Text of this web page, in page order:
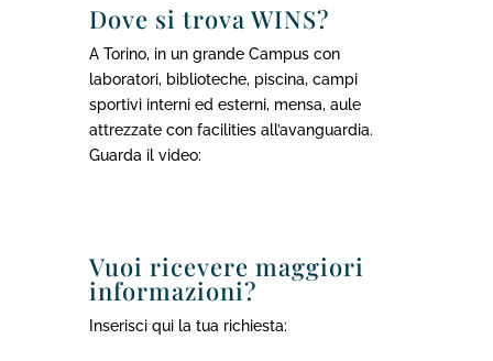
Dove si trova WINS?
A Torino, in un grande Campus con
laboratori, biblioteche, piscina, campi
sportivi interni ed esterni, mensa, aule
attrezzate con facilities all’avanguardia.
Guarda il video:
Vuoi ricevere maggiori
informazioni?
Inserisci qui la tua richiesta: